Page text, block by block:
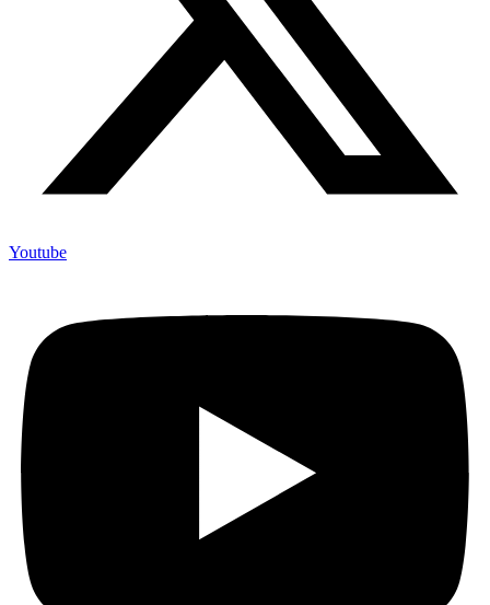
Youtube